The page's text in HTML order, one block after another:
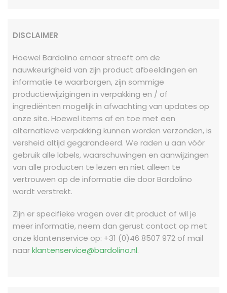
DISCLAIMER
Hoewel Bardolino ernaar streeft om de
nauwkeurigheid van zijn product afbeeldingen en
informatie te waarborgen, zijn sommige
productiewijzigingen in verpakking en / of
ingrediënten mogelijk in afwachting van updates op
onze site. Hoewel items af en toe met een
alternatieve verpakking kunnen worden verzonden, is
versheid altijd gegarandeerd. We raden u aan vóór
gebruik alle labels, waarschuwingen en aanwijzingen
van alle producten te lezen en niet alleen te
vertrouwen op de informatie die door Bardolino
wordt verstrekt.
Zijn er specifieke vragen over dit product of wil je
meer informatie, neem dan gerust contact op met
onze klantenservice op: +31 (0)46 8507 972 of mail
naarklantenservice@bardolino.nl.